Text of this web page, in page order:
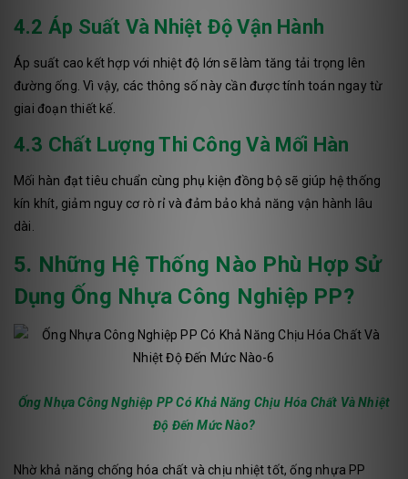
4.2 Áp Suất Và Nhiệt Độ Vận Hành
Áp suất cao kết hợp với nhiệt độ lớn sẽ làm tăng tải trọng lên
đường ống. Vì vậy, các thông số này cần được tính toán ngay từ
giai đoạn thiết kế.
4.3 Chất Lượng Thi Công Và Mối Hàn
Mối hàn đạt tiêu chuẩn cùng phụ kiện đồng bộ sẽ giúp hệ thống
kín khít, giảm nguy cơ rò rỉ và đảm bảo khả năng vận hành lâu
dài.
5. Những Hệ Thống Nào Phù Hợp Sử
Dụng Ống Nhựa Công Nghiệp PP?
Ống Nhựa Công Nghiệp PP Có Khả Năng Chịu Hóa Chất Và Nhiệt
Độ Đến Mức Nào?
Nhờ khả năng chống hóa chất và chịu nhiệt tốt, ống nhựa PP